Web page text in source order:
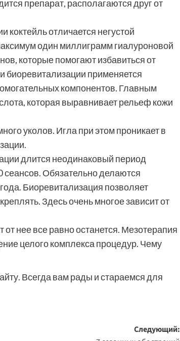
препарат, располагаются друг от
отличается негустой
один миллиграмм гиалуроновой
которые помогают избавиться от
биоревитализации применяется
компонентов. Главным
которая выравнивает рельеф кожи
уколов. Игла при этом проникает в
длится неодинаковый период
Обязательно делаются
Биоревитализация позволяет
Здесь очень многое зависит от
нее все равно останется. Мезотерапия
целого комплекса процедур. Чему
Всегда вам рады и стараемся для
Следующий: